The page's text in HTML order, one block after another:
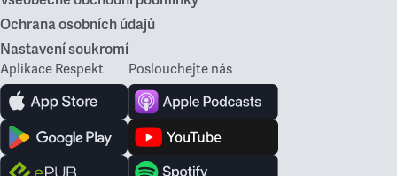
Ochrana osobních údajů
Nastavení soukromí
Aplikace Respekt Poslouchejte nás